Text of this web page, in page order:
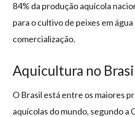
84% da produção aquícola
para o cultivo de peixes em
comercialização.
Aquicultura no
O Brasil está entre os maiores
aquícolas do mundo, segundo a